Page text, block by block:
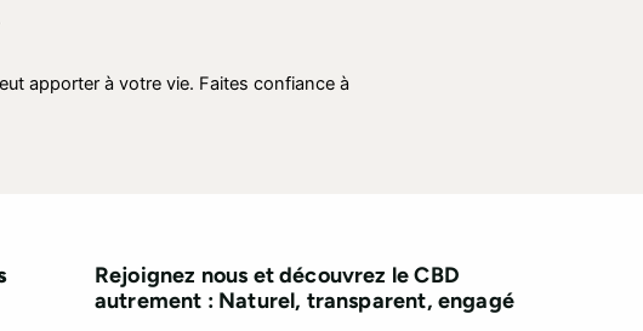
apporter à votre vie. Faites confiance à
Rejoignez nous et découvrez le CBD
autrement : Naturel, transparent, engagé